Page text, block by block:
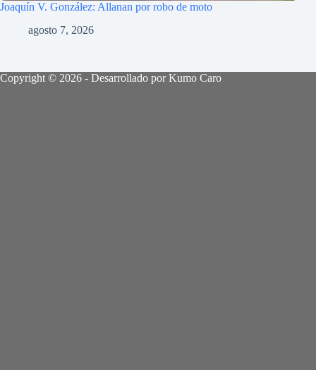
Joaquín V. González: Allanan por robo de moto
agosto 7, 2026
Copyright © 2026 - Desarrollado por Kumo Caro